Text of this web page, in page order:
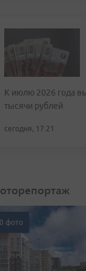
К июлю 2026 года
тысячи рублей
сегодня, 17:21
фото